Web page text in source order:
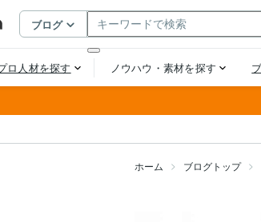
ホーム ブログトップ